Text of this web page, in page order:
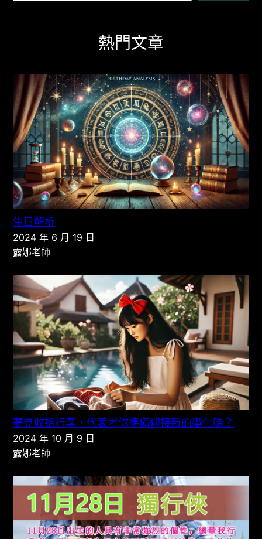
熱門文章
生日解析
2024 年 6 月 19 日
露娜老師
夢見收拾行李，代表著你準備迎接新的變化嗎？
2024 年 10 月 9 日
露娜老師